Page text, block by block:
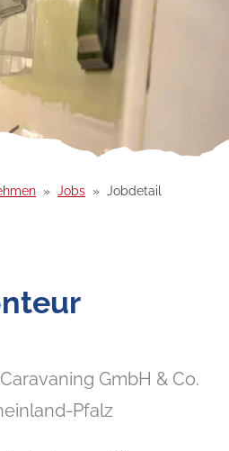
Jobs Jobdetail
GmbH & Co.
Pfalz